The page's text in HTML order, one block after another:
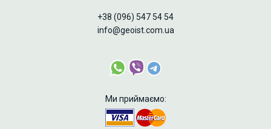
+38 (096) 547 54 54
info@geoist.com.ua
Ми приймаємо: